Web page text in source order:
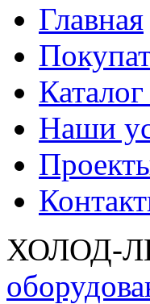
Главная
Наши
ХОЛОД-